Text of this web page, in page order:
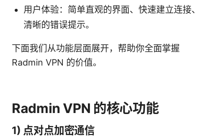
用户体验：简单直观的界面、快速建立连接、
清晰的错误提示。
下面我们从功能层面展开，帮助你全面掌握
Radmin VPN 的价值。
Radmin VPN 的核心功能
1) 点对点加密通信